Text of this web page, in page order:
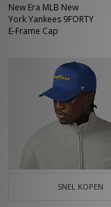
New Era MLB New
York Yankees 9FORTY
E-Frame Cap
SNEL KOPEN